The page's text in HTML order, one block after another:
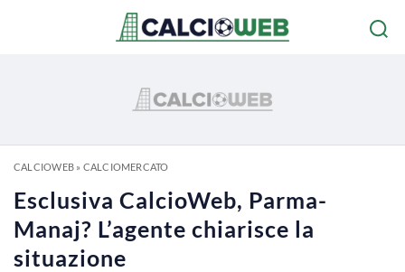
CALCIOWEB» CALCIOMERCATO
Esclusiva CalcioWeb, Parma-
Manaj? L’agente chiarisce la
situazione